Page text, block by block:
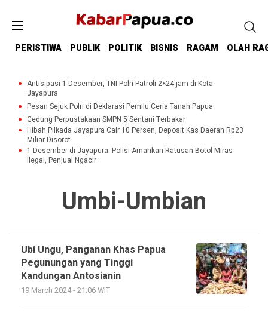
PERISTIWA PUBLIK POLITIK BISNIS RAGAM OLAH
Antisipasi 1 Desember, TNI Polri Patroli 2×24 jam di Kota
Jayapura
Pesan Sejuk Polri di Deklarasi Pemilu Ceria Tanah Papua
Gedung Perpustakaan SMPN 5 Sentani Terbakar
Hibah Pilkada Jayapura Cair 10 Persen, Deposit Kas Daerah Rp23
Miliar Disorot
1 Desember di Jayapura: Polisi Amankan Ratusan Botol Miras
Ilegal, Penjual Ngacir
Umbi-Umbian
Ubi Ungu, Panganan Khas Papua
Pegunungan yang Tinggi
Kandungan Antosianin
19 March 2024 - 21:06 WIT